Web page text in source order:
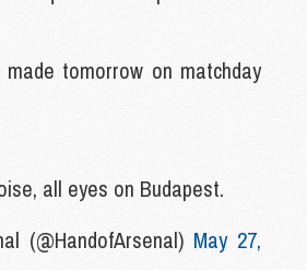
tomorrow on matchday
all eyes on Budapest.
(@HandofArsenal) May 27,